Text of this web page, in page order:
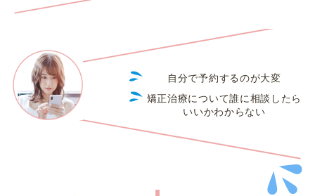
自分で予約するのが大変
矯正治療について誰に相談したら
いいかわからない